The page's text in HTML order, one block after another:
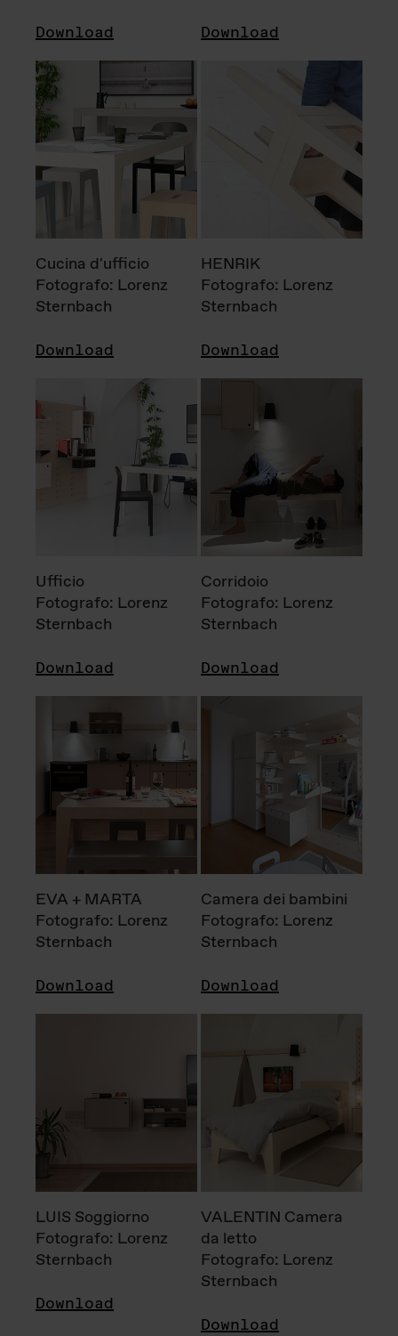
Download Download
Cucina d'ufficio
Fotografo: Lorenz
Sternbach
Download
HENRIK
Fotografo: Lorenz
Sternbach
Download
Ufficio
Fotografo: Lorenz
Sternbach
Download
Corridoio
Fotografo: Lorenz
Sternbach
Download
EVA + MARTA
Fotografo: Lorenz
Sternbach
Download
Camera dei bambini
Fotografo: Lorenz
Sternbach
Download
LUIS Soggiorno
Fotografo: Lorenz
Sternbach
Download
VALENTIN Camera
da letto
Fotografo: Lorenz
Sternbach
Download